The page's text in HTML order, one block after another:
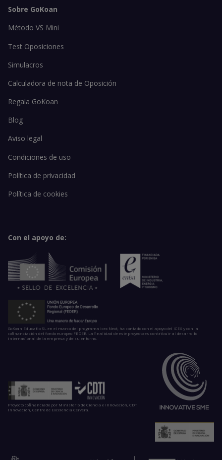
Sobre GoKoan
Método VS Mini
Test Oposiciones
Simulacros
Calculadora de nota de Oposición
Regala GoKoan
Blog
Aviso legal
Condiciones de uso
Política de privacidad
Política de cookies
Con el apoyo de:
GoKoan Educatio SL en el marco del programa Icex Next, ha contado con el apoyo del ICEX y con la
cofinanciación del fondo europeo FEDER. La finalidad de este proyecto es contribuir al desarrollo
internacional de la empresa y de su entorno.
Proyecto cofinanciado por Ministerio de Ciencia e Innovación, CDTI
Innovación, Centro de Excelencia Cervera.